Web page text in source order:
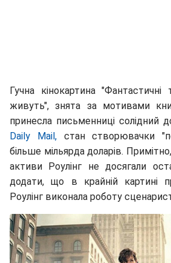
Гучна кінокартина
живуть", знята за мотивами
принесла письменниці солідний
Daily Mail,стан створювачки
більше мільярда доларів.
активи Роулінг не досягали
додати, що в крайній картині
Роулінг виконала роботу